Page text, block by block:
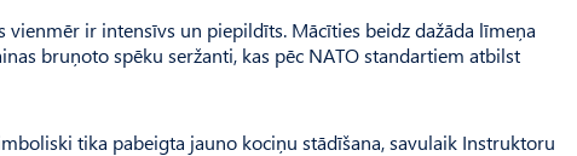
ir intensīvs un piepildīts. Mācīties beidz dažāda līmeņa
bruņoto spēku seržanti, kas pēc NATO standartiem atbilst
tika pabeigta jauno kociņu stādīšana, savulaik Instruk­toru